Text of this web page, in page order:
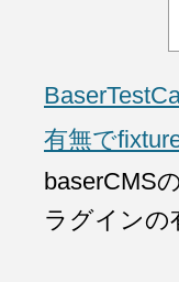
有無で
baserCMS
ラグインの